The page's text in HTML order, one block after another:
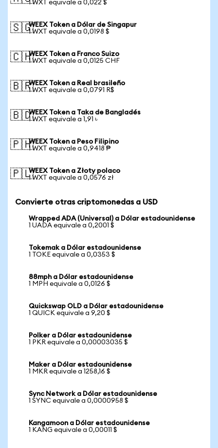
1 WXT equivale a 0,022 $
🇸🇬WEEX Token a Dólar de Singapur
1 WXT equivale a 0,0198 $
🇨🇭WEEX Token a Franco Suizo
1 WXT equivale a 0,0125 CHF
🇧🇷WEEX Token a Real brasileño
1 WXT equivale a 0,0791 R$
🇧🇩WEEX Token a Taka de Bangladés
1 WXT equivale a 1,91 ৳
🇵🇭WEEX Token a Peso Filipino
1 WXT equivale a 0,9418 ₱
🇵🇱WEEX Token a Złoty polaco
1 WXT equivale a 0,0576 zł
Convierte otras criptomonedas a USD
Wrapped ADA (Universal) a Dólar estadounidense
1 UADA equivale a 0,2001 $
Tokemak a Dólar estadounidense
1 TOKE equivale a 0,0353 $
88mph a Dólar estadounidense
1 MPH equivale a 0,0126 $
Quickswap OLD a Dólar estadounidense
1 QUICK equivale a 9,20 $
Polker a Dólar estadounidense
1 PKR equivale a 0,00003035 $
Maker a Dólar estadounidense
1 MKR equivale a 1258,16 $
Sync Network a Dólar estadounidense
1 SYNC equivale a 0,0000958 $
Kangamoon a Dólar estadounidense
1 KANG equivale a 0,00011 $